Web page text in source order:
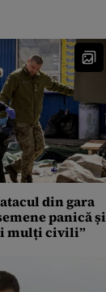
din gara
panică și
mulți civili”